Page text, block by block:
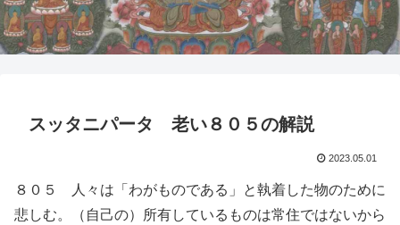
スッタニパータ 老い８０５の解説
2023.05.01
８０５ 人々は「わがものである」と執着した物のために
悲しむ。（自己の）所有しているものは常住ではないから